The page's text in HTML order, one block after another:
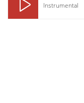
Instrumental